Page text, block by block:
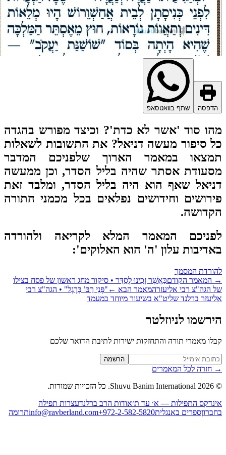
שתף בוואטסאפ
סוד 'אשר לא כדת'? וכיצד מפורש בהגדה
סיפור מעשה דניאל? את התשובות לשאלות
במאמר הארוך שלפניכם המדבר
אסתר שהיה בליל הסדר, וכן ממעשה
שאף הוא היה בליל הסדר, ומלבד זאת
וחידושים נפלאים בכל מכמני התורה
המאמר המלא לקריאה ולהורדה
עלון 'ה' הוא האלוקים':
המסמך
המאמר הקודםכַּאֲשֶׁר זָכִינוּ לְסַדֵּר ‏•‏ סיקור מחג ראשון של פסח בצילו
הגה"צ רבי אליעזרהמאמר הבא ← "פְּנֵי רַבּוֹ בָּרֶגֶל" • הגה"צ רבי
ברלנד שליט"א בשיעור מיוחד במעמד
לניוזלטר
מאמרי תורה והתחזקות ישירות לתיבת הדואר שלכם
Website (leave הרשמה
חזרה לכל המאמרים
2026
Shuvu Banim International.
כל הזכויות שמורות.
התפילות — א׳ עד ת׳אודות הרב ברלנדעצרות תפילה
ספרים באנגלית info@ravberland.com+972-2-582-5820 תרומה